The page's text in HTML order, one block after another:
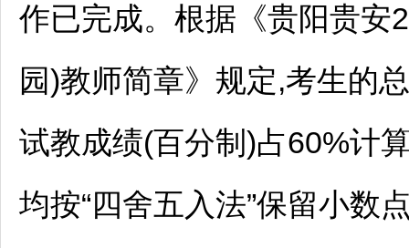
作已完成。根据《贵阳贵安
园)教师简章》规定,考生的
试教成绩(百分制)占60%计
均按“四舍五入法”保留小数